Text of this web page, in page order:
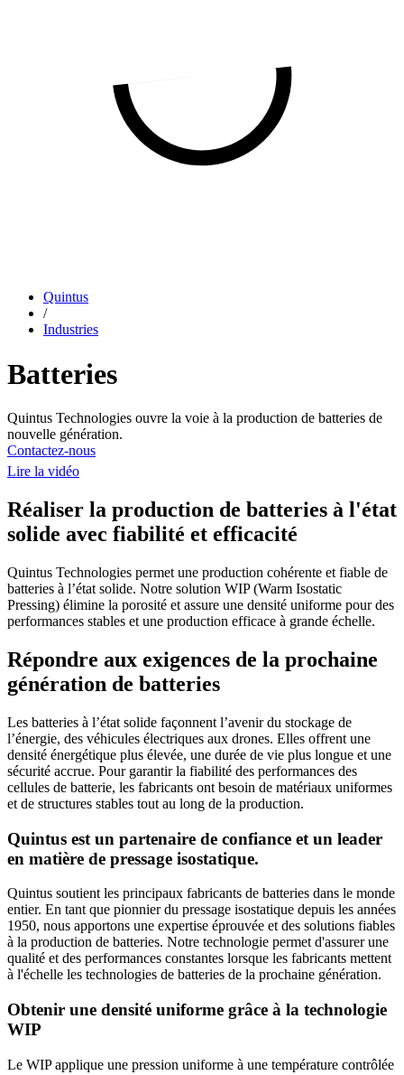
Quintus
/
Industries
Batteries
Quintus Technologies ouvre la voie à la production de batteries de
nouvelle génération.
Contactez-nous
Lire la vidéo
Réaliser la production de batteries à l'état
solide avec fiabilité et efficacité
Quintus Technologies permet une production cohérente et fiable de
batteries à l’état solide. Notre solution WIP (Warm Isostatic
Pressing) élimine la porosité et assure une densité uniforme pour des
performances stables et une production efficace à grande échelle.
Répondre aux exigences de la prochaine
génération de batteries
Les batteries à l’état solide façonnent l’avenir du stockage de
l’énergie, des véhicules électriques aux drones. Elles offrent une
densité énergétique plus élevée, une durée de vie plus longue et une
sécurité accrue. Pour garantir la fiabilité des performances des
cellules de batterie, les fabricants ont besoin de matériaux uniformes
et de structures stables tout au long de la production.
Quintus est un partenaire de confiance et un leader
en matière de pressage isostatique.
Quintus soutient les principaux fabricants de batteries dans le monde
entier. En tant que pionnier du pressage isostatique depuis les années
1950, nous apportons une expertise éprouvée et des solutions fiables
à la production de batteries. Notre technologie permet d'assurer une
qualité et des performances constantes lorsque les fabricants mettent
à l'échelle les technologies de batteries de la prochaine génération.
Obtenir une densité uniforme grâce à la technologie
WIP
Le WIP applique une pression uniforme à une température contrôlée